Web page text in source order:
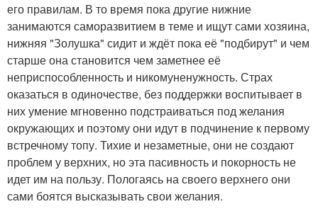
его правилам. В то время пока другие нижние
занимаются саморазвитием в теме и ищут сами хозяина,
нижняя "Золушка" сидит и ждёт пока её "подбирут" и чем
старше она становится чем заметнее её
неприспособленность и никомуненужность. Страх
оказаться в одиночестве, без поддержки воспитывает в
них умение мгновенно подстраиваться под желания
окружающих и поэтому они идут в подчинение к первому
встречному топу. Тихие и незаметные, они не создают
проблем у верхних, но эта пасивность и покорность не
идет им на пользу. Пологаясь на своего верхнего они
сами боятся высказывать свои желания.